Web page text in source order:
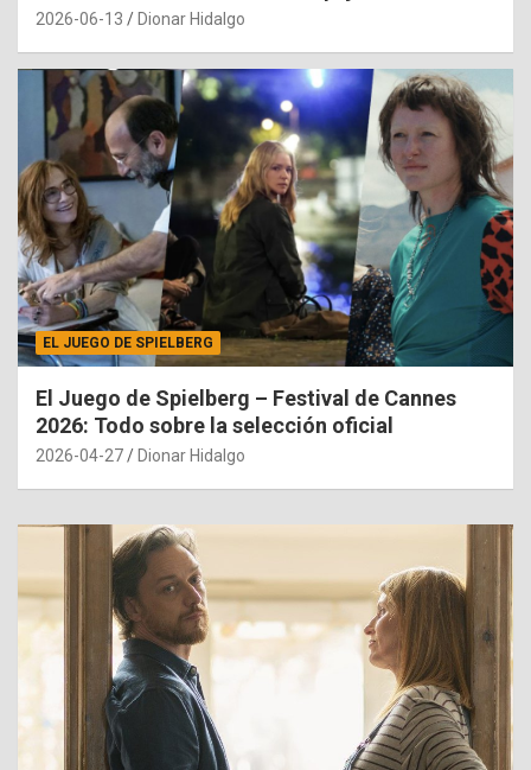
2026-06-13 Dionar Hidalgo
EL JUEGO DE SPIELBERG
El Juego de Spielberg – Festival de Cannes
2026: Todo sobre la selección oficial
2026-04-27 Dionar Hidalgo